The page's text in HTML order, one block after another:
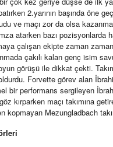
2.yarının başında öne
ve maçı zor da olsa
atarken bazı pozisyonlarda
çalışan ekipte zaman
çakılı kalan genç isim
görüşü ile dikkat çekti.
Forvette görev alan
bir performans sergileyen
kırparken maçı takımına
kopmayan Mezungladbach